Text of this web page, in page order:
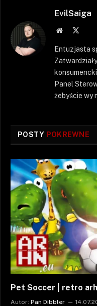
EvilSaiga
Strona
Entuzjasta
Panel
żebyście wy
POSTY POKREWNE
Pet Soccer | retro
Autor: Pan Dibbler